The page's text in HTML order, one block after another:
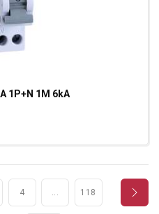
1P+N 1M 6kA
4 ... 118